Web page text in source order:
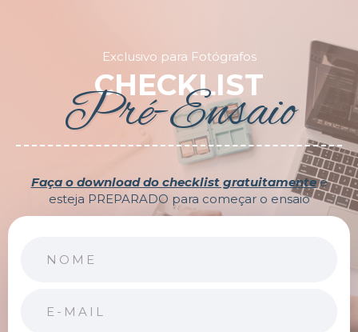
Exclusivo para Fotógrafos
CHECKLIST
Pré-Ensaio
Faça o download do checklist gratuitamentee
esteja PREPARADO para começar o ensaio